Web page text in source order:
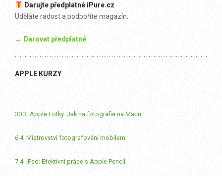
Darujte předplatné iPure.cz
Uděláte radost a podpoříte magazín.
→ Darovat předplatné
APPLE KURZY
30.3. Apple Fotky: Jak na fotografie na Macu
6.4. Mistrovství fotografování mobilem
7.4. iPad: Efektivní práce s Apple Pencil